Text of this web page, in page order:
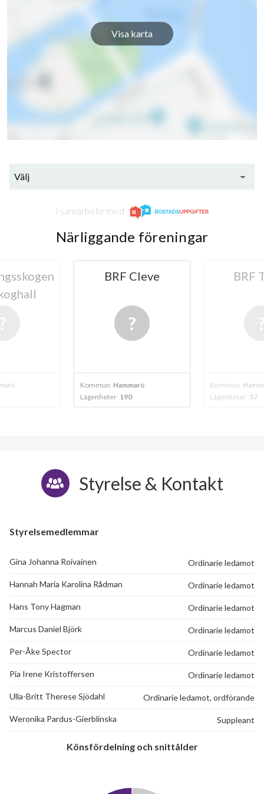
130
Visa karta
Välj
I samarbete med
Närliggande föreningar
Cleve
Hammarö
BRF Tallen
Kommun Hammarö
Lägenheter
Kommun
Styrelse & Kontakt
Styrelsemedlemmar
Gina Johanna Roivainen Ordinarie ledamot
Hannah Maria Karolina Rådman Ordinarie ledamot
Hans Tony Hagman Ordinarie ledamot
Marcus Daniel Björk Ordinarie ledamot
Per-Åke Spector Ordinarie ledamot
Pia Irene Kristoffersen Ordinarie ledamot
Ulla-Britt Therese Sjödahl Ordinarie ledamot, ordförande
Weronika Pardus-Gierblinska Suppleant
Könsfördelning och snittålder